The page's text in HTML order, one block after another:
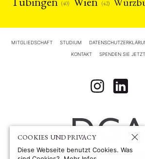
(40) (42)
MITGLIEDSCHAFT STUDIUM
KONTAKT SPENDEN SIE
COOKIES UND PRIVACY
Diese Webseite benutzt Cookies. Was